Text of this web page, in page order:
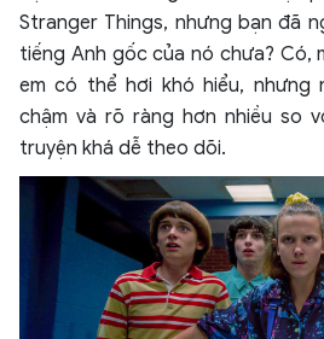
Stranger Things, nhưng bạn đã
tiếng Anh gốc của nó chưa?
em có thể hơi khó hiểu, nhưng
chậm và rõ ràng hơn nhiều so
truyện khá dễ theo dõi.